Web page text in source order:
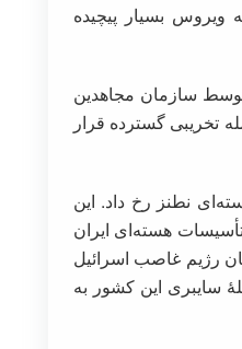
ویروس بسیار پیچیده
هسته‌ای نطنز یا مجتمع شهید احمدی‌روشن، اولین‌بار در سال ۲۰۰۲ توسط سازمان مجاهدین
این تأسیسات از سال ۱۳۸۵ تا ۱۴۰۰، هدف ۵ مورد حمله تخریبی گسترده قرار
هسته‌ای نطنز رخ داد. این
دارد، یکی از تأسیسات هسته‌ای ایران
رژیم غاصب اسرائیل
«حملهٔ سایبری این کشور به